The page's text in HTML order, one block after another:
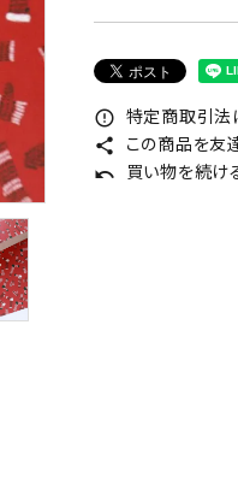
error_outline 特定商取引法
share この商品を友
undo 買い物を続け